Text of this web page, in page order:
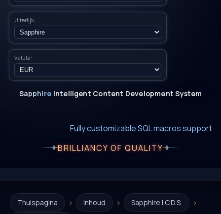
Uiterlijk:
Valuta:
Sapphire Intelligent Content Development System
Fully customizable SQL macros support
BRILLIANCY OF QUALITY
Thuispagina › Inhoud › Sapphire I.C.D.S. ›